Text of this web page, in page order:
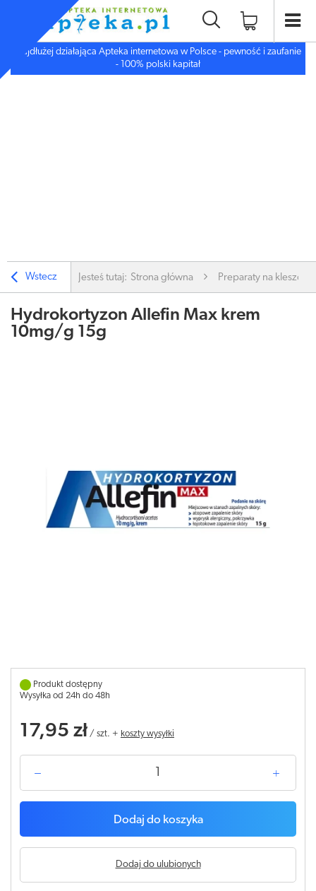
Najdłużej działająca Apteka internetowa w Polsce - pewność i zaufanie
- 100% polski kapitał
Wstecz Jesteś tutaj: Strona główna Preparaty na kleszcze
Hydrokortyzon Allefin Max krem
10mg/g 15g
Produkt dostępny
Wysyłka od 24h do 48h
17,95 zł / szt. + koszty wysyłki
Dodaj do koszyka
Dodaj do ulubionych